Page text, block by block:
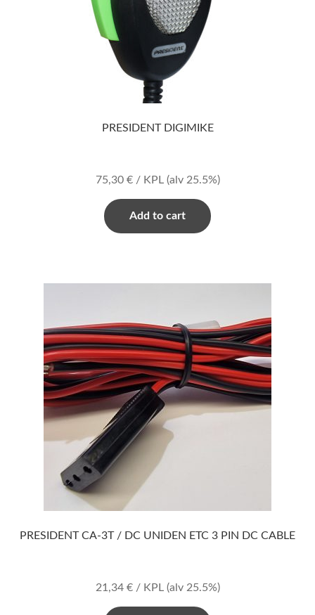
PRESIDENT DIGIMIKE
75,30 €/ KPL (alv 25.5%)
Add to cart
PRESIDENT CA-3T / DC UNIDEN ETC 3 PIN DC CABLE
21,34 €/ KPL (alv 25.5%)